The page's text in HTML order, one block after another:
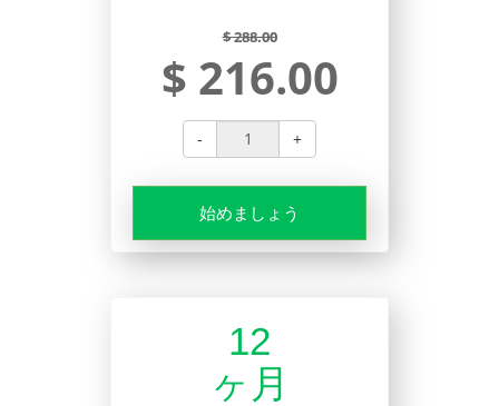
$ 288.00
$ 216.00
- +
始めましょう
12
ヶ月